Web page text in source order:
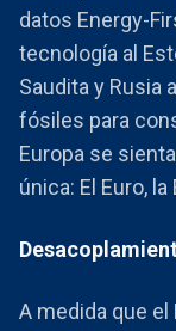
datos Energy-
tecnología al
Saudita y Rusia
fósiles para
Europa se
única: El Euro,
A medida que